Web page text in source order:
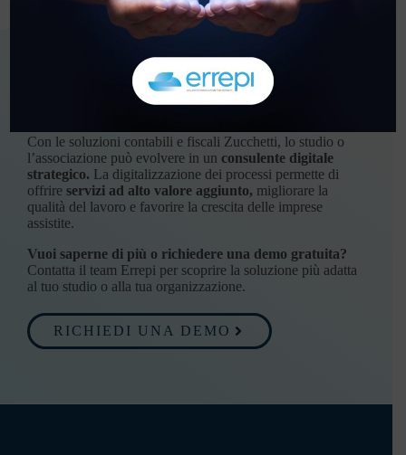
Perché scegliere Zucchetti con
Con le soluzioni contabili e fiscali Zucchetti, lo studio o
l’associazione può evolvere in un consulente digitale
strategico. La digitalizzazione dei processi permette di
offrire servizi ad alto valore aggiunto, migliorare la
qualità del lavoro e favorire la crescita delle imprese
assistite.
Vuoi saperne di più o richiedere una demo gratuita?
Contatta il team Errepi per scoprire la soluzione più adatta
al tuo studio o alla tua organizzazione.
RICHIEDI UNA DEMO